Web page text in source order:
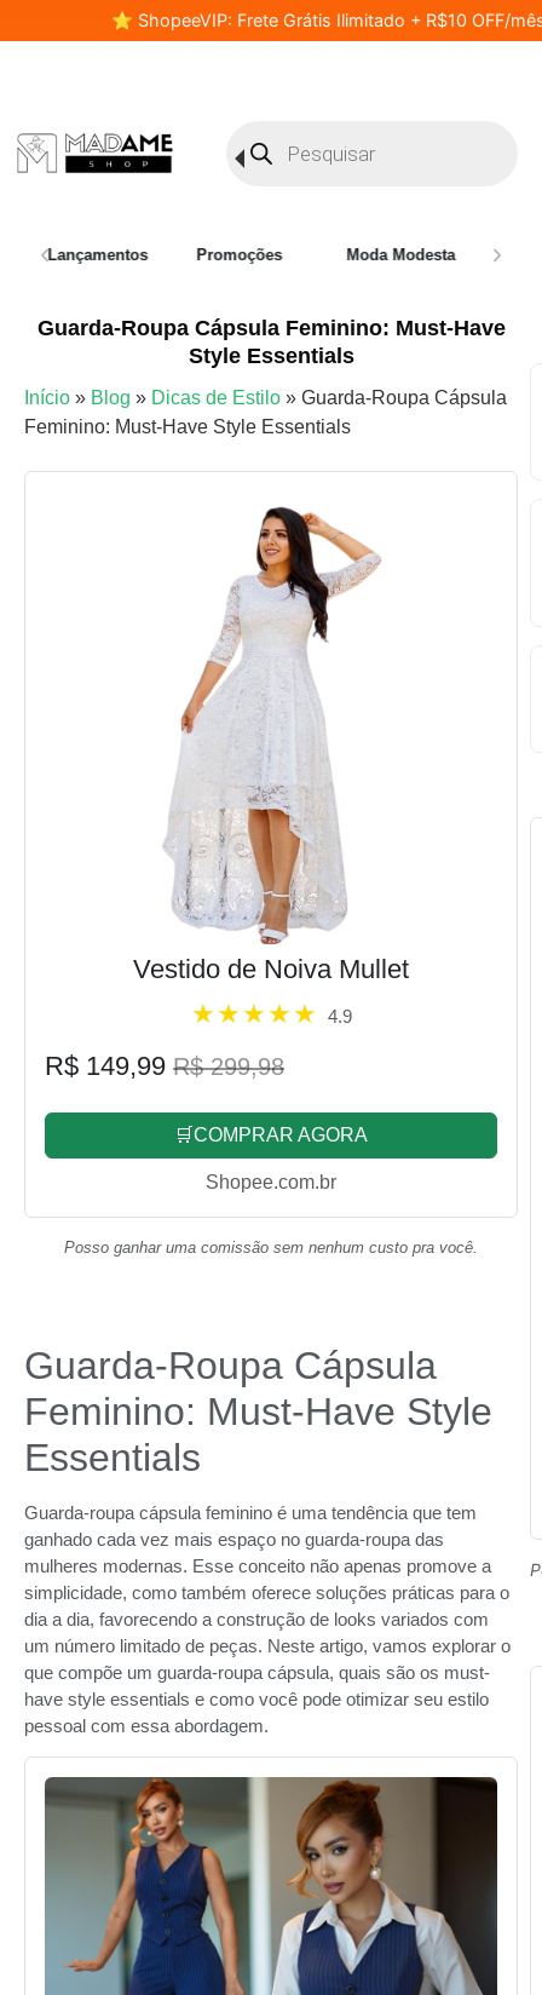
⭐ ShopeeVIP: Frete Grátis Ilimitado + R$10 OFF/
Lançamentos Promoções Moda Modesta Plus
Guarda-Roupa Cápsula Feminino: Must-Have
Style Essentials
Início » Blog » Dicas de Estilo » Guarda-Roupa Cápsula
Feminino: Must-Have Style Essentials
Vestido de Noiva Mullet
4.9
R$ 149,99 R$ 299,98
🛒COMPRAR AGORA
Shopee.com.br
Posso ganhar uma comissão sem nenhum custo pra você.
Guarda-Roupa Cápsula
Feminino: Must-Have Style
Essentials
Guarda-roupa cápsula feminino é uma tendência que tem
ganhado cada vez mais espaço no guarda-roupa das
mulheres modernas. Esse conceito não apenas promove a
simplicidade, como também oferece soluções práticas para o
dia a dia, favorecendo a construção de looks variados com
um número limitado de peças. Neste artigo, vamos explorar o
que compõe um guarda-roupa cápsula, quais são os must-
have style essentials e como você pode otimizar seu estilo
pessoal com essa abordagem.